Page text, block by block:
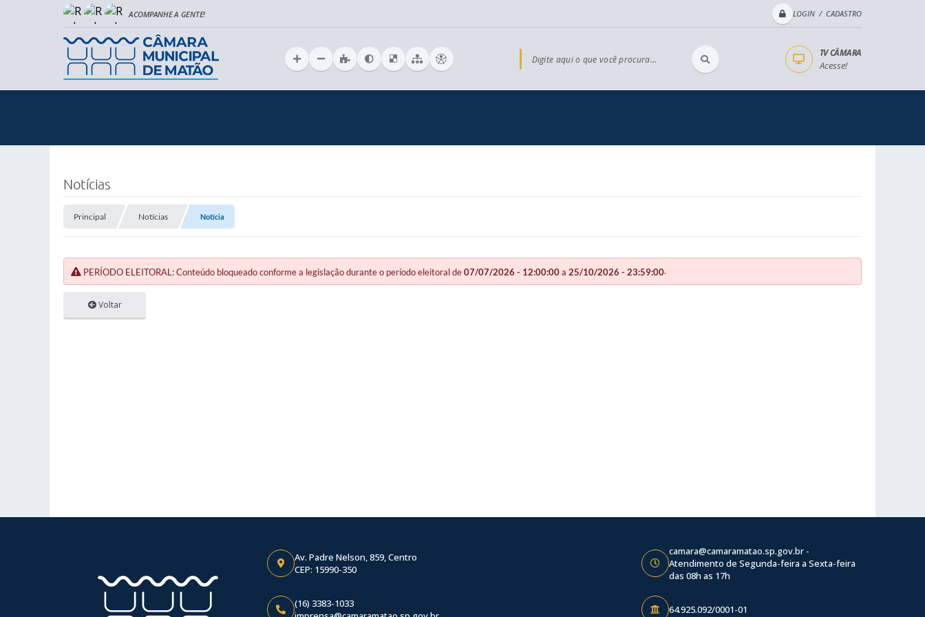
LOGIN / CADASTRO
Digite aqui o que você procura...
TV CÂMARA
Acesse!
Notícias
Principal Notícias Notícia
PERÍODO ELEITORAL: Conteúdo bloqueado conforme a legislação durante o período eleitoral de07/07/2026 - 12:00:00a 25/10/2026 - 23:59:00.
Voltar
Av. Padre Nelson, 859, Centro
CEP: 15990-350
(16) 3383-1033
camara@camaramatao.sp.gov.br -
Atendimento de Segunda-feira a Sexta-feira
das 08h as 17h
64.925.092/0001-01